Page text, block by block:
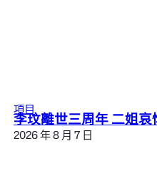
項目
李玟離世三周年 二姐
2026 年 8 月 7 日